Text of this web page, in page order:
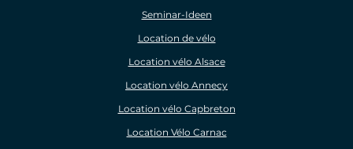
Seminar-Ideen
Location de vélo
Location vélo Alsace
Location vélo Annecy
Location vélo Capbreton
Location Vélo Carnac